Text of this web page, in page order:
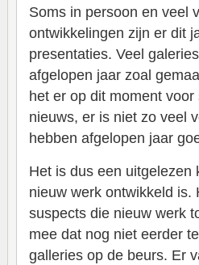
Soms in persoon en veel
ontwikkelingen zijn er dit
presentaties. Veel
afgelopen jaar zoal
het er op dit moment
nieuws, er is niet zo veel
hebben afgelopen jaar
Het is dus een uitgelezen
nieuw werk ontwikkeld is.
suspects die nieuw werk
mee dat nog niet eerder
galleries op de beurs. Er